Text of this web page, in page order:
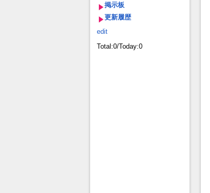
掲示板
更新履歴
edit
Total:0/Today:0